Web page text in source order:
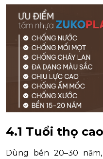
4.1 Tuổi thọ cao
Dùng bền 20–30